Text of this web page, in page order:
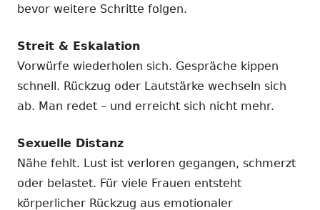
bevor weitere Schritte folgen.
Streit & Eskalation
Vorwürfe wiederholen sich. Gespräche kippen
schnell. Rückzug oder Lautstärke wechseln sich
ab. Man redet – und erreicht sich nicht mehr.
Sexuelle Distanz
Nähe fehlt. Lust ist verloren gegangen, schmerzt
oder belastet. Für viele Frauen entsteht
körperlicher Rückzug aus emotionaler